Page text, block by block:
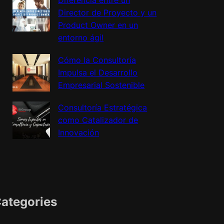
Director de Proyecto y un
Product Owner en un
entorno ágil
Cómo la Consultoría
Impulsa el Desarrollo
Empresarial Sostenible
Consultoría Estratégica
como Catalizador de
Innovación